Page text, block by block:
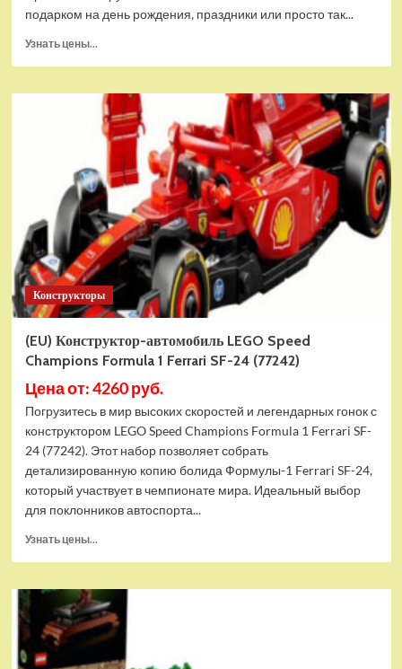
подарком на день рождения, праздники или просто так...
Узнать цены...
(EU)
Конструктор
LEGO
Minecraft
поросенка
(21268)
Конструкторы
(EU) Конструктор-автомобиль LEGO Speed
Champions Formula 1 Ferrari SF-24 (77242)
Цена от: 4260 руб.
Погрузитесь в мир высоких скоростей и легендарных гонок с
конструктором LEGO Speed Champions Formula 1 Ferrari SF-
24 (77242). Этот набор позволяет собрать
детализированную копию болида Формулы-1 Ferrari SF-24,
который участвует в чемпионате мира. Идеальный выбор
для поклонников автоспорта...
Узнать цены...
(EU)
Конструктор-
автомобиль
LEGO
Speed